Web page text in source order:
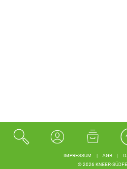
© 2026 KNEER-
IMPRESSUM AGB